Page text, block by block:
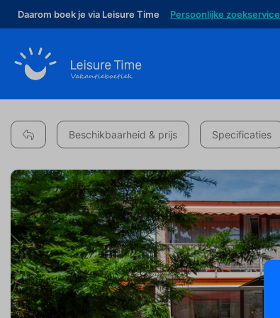
Daarom boek je via Leisure Time Persoonlijke zoekservice
Beschikbaarheid & prijs Specificaties